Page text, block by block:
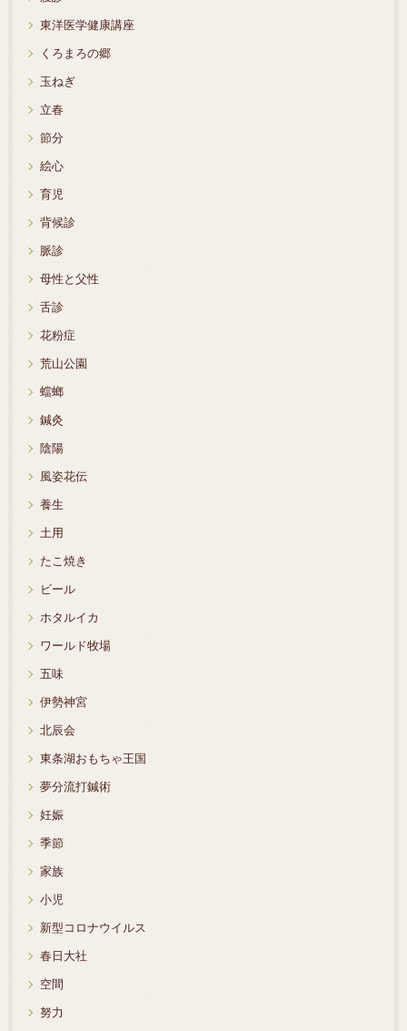
東洋医学健康講座
くろまろの郷
玉ねぎ
立春
節分
絵心
育児
背候診
脈診
母性と父性
舌診
花粉症
荒山公園
蟷螂
鍼灸
陰陽
風姿花伝
養生
土用
たこ焼き
ビール
ホタルイカ
ワールド牧場
五味
伊勢神宮
北辰会
東条湖おもちゃ王国
夢分流打鍼術
妊娠
季節
家族
小児
新型コロナウイルス
春日大社
空間
努力